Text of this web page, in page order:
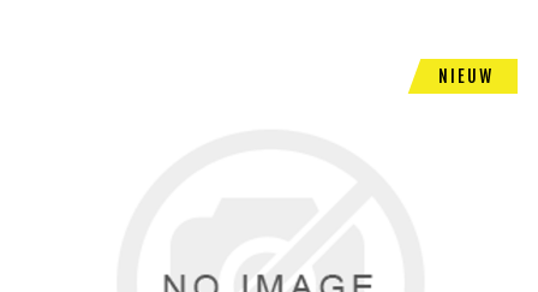
NIEUW